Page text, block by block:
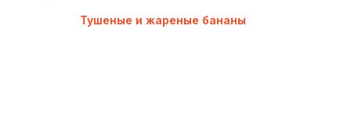
Тушеные и жареные бананы